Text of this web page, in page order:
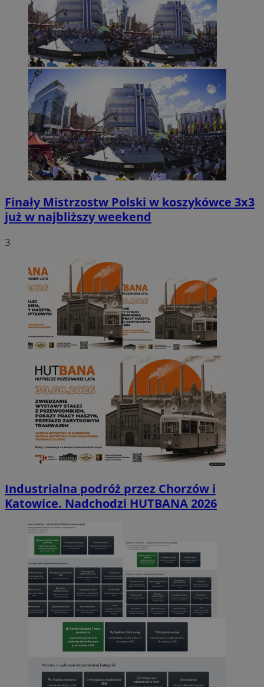
Finały Mistrzostw Polski w koszykówce 3x3
już w najbliższy weekend
3
Industrialna podróż przez Chorzów i
Katowice. Nadchodzi HUTBANA 2026